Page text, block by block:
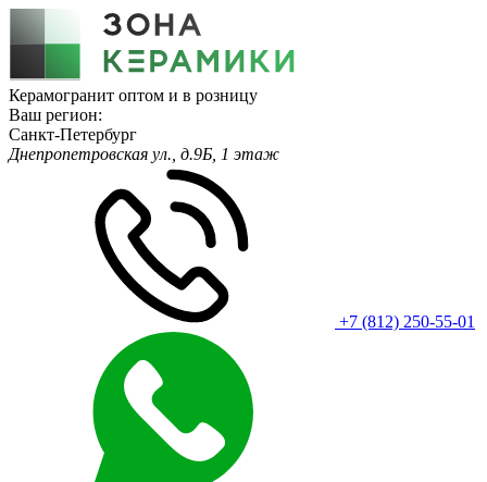
Керамогранит оптом и в розницу
Ваш регион:
Санкт-Петербург
Днепропетровская ул., д.9Б, 1 этаж
+7 (812) 250-55-01